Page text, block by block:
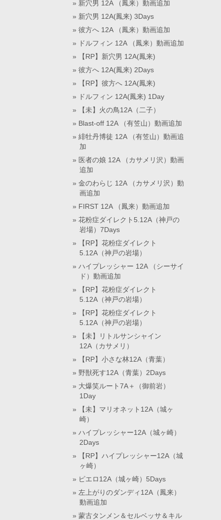
新穴男 12A （鳳来）動画追加
新穴男 12A(鳳来) 3Days
彼方へ 12A （鳳来）動画追加
ドルフィン 12A （鳳来）動画追加
【RP】新穴男 12A(鳳来)
彼方へ 12A(鳳来) 2Days
【RP】彼方へ 12A(鳳来)
ドルフィン 12A(鳳来) 1Day
【未】火の鳥12A（二子）
Blast-off 12A （有笠山）動画追加
緋牡丹博徒 12A （有笠山）動画追
加
医者の娘 12A （カサメリ沢）動画
追加
金のわらじ 12A （カサメリ沢）動
画追加
FIRST 12A （鳳来）動画追加
花粉症ダイレクト5.12A（神戸の
岩場）7Days
【RP】花粉症ダイレクト
5.12A（神戸の岩場）
ハイプレッシャー 12A （シーサイ
ド）動画追加
【RP】花粉症ダイレクト
5.12A（神戸の岩場）
【RP】花粉症ダイレクト
5.12A（神戸の岩場）
【未】リトルサンシャイン
12A（カサメリ）
【RP】小さな林12A（青葉）
野獣死す12A（青葉）2Days
大爆笑ルート7A＋（御前岩）
1Day
【未】マリオネット12A（城ヶ
崎）
ハイプレッシャー12A（城ヶ崎）
2Days
【RP】ハイプレッシャー12A（城
ヶ崎）
ピエロ12A（城ヶ崎）5Days
左上がりのダンディ12A（鳳来）
動画追加
蒙古タンメン＆セルベッサ＆キル